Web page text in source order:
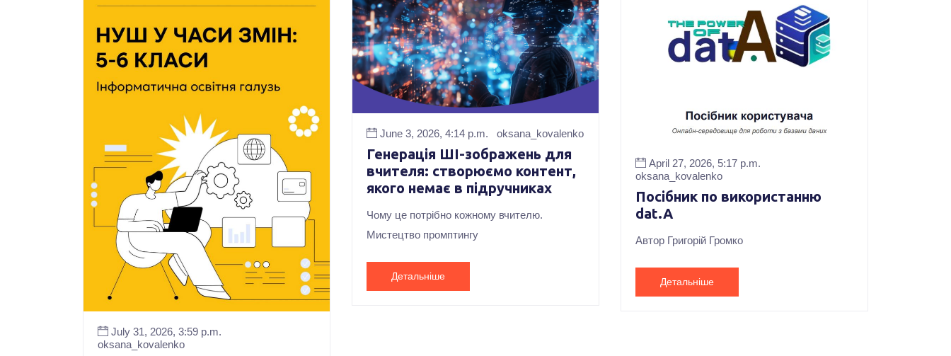
July 31, 2026, 3:59 p.m.
oksana_kovalenko
June 3, 2026, 4:14 p.m. oksana_kovalenko
Генерація ШІ-зображень для
вчителя: створюємо контент,
якого немає в підручниках
Чому це потрібно кожному вчителю.
Мистецтво промптингу
Детальніше
April 27, 2026, 5:17 p.m.
oksana_kovalenko
Посібник по використанню
dat.A
Автор Григорій Громко
Детальніше